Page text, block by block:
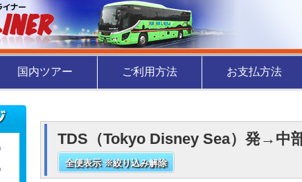
国内ツアー ご利用方法 お支払方法
TDS（Tokyo Disney Sea）発→中
全便表示 ※絞り込み解除